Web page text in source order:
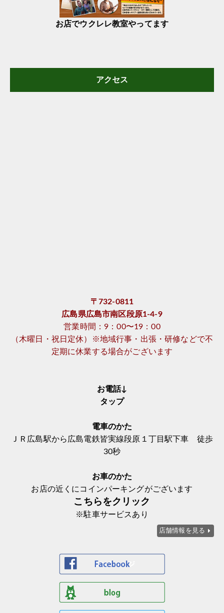
お店でウクレレ教室やってます
アクセス
〒732-0811
広島県広島市南区段原1-4-9
営業時間：9：00〜19：00
（木曜日・祝日定休）※地域行事・出張・研修などで不
定期に休業する場合がございます
お電話↓
タップ
電車のかた
ＪＲ広島駅から広島電鉄皆実線段原１丁目駅下車 徒歩
30秒
お車のかた
お店の近くにコインパーキングがございます
こちらをクリック
※駐車サービスあり
店舗情報を見る